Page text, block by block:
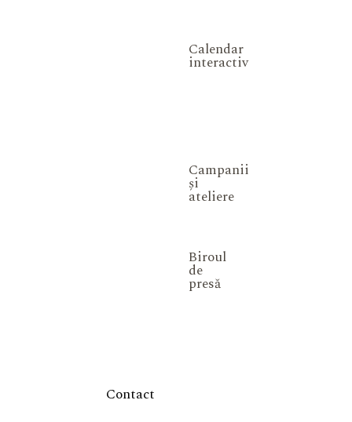
Calendar
interactiv
Campanii
și
ateliere
Biroul
de
presă
Contact